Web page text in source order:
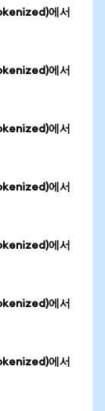
에서
에서
에서
에서
에서
에서
에서